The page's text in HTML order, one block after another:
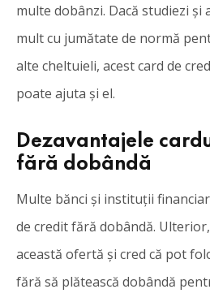
multe dobânzi. Dacă studiezi și
mult cu jumătate de normă
alte cheltuieli, acest card de
poate ajuta și el.
Dezavantajele
fără dobândă
Multe bănci și instituții
de credit fără dobândă.
această ofertă și cred că pot
fără să plătească dobândă